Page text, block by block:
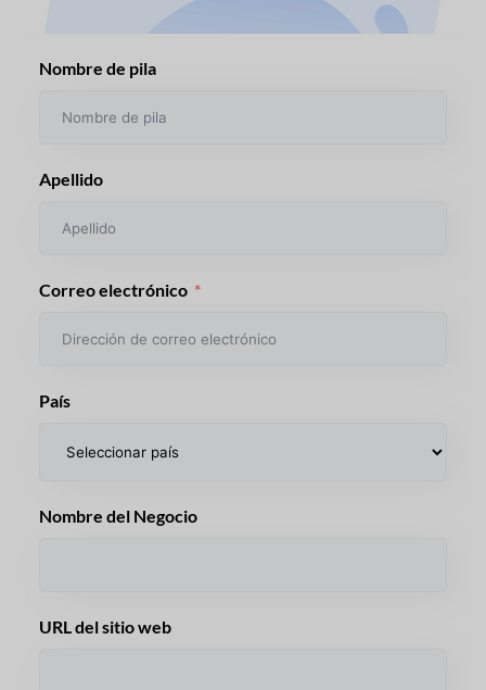
Nombre de pila
Apellido
Correo electrónico
País
Nombre del Negocio
URL del sitio web